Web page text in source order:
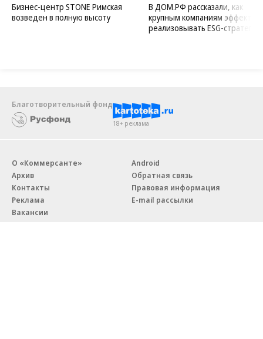
Бизнес-центр STONE Римская
возведен в полную высоту
В ДОМ.РФ рассказали, как
крупным компаниям
реализовывать ESG-стратегию
Благотворительный фонд
18+ реклама
О «Коммерсанте»
Архив
Контакты
Реклама
Вакансии
Android
Обратная связь
Правовая информация
E-mail рассылки